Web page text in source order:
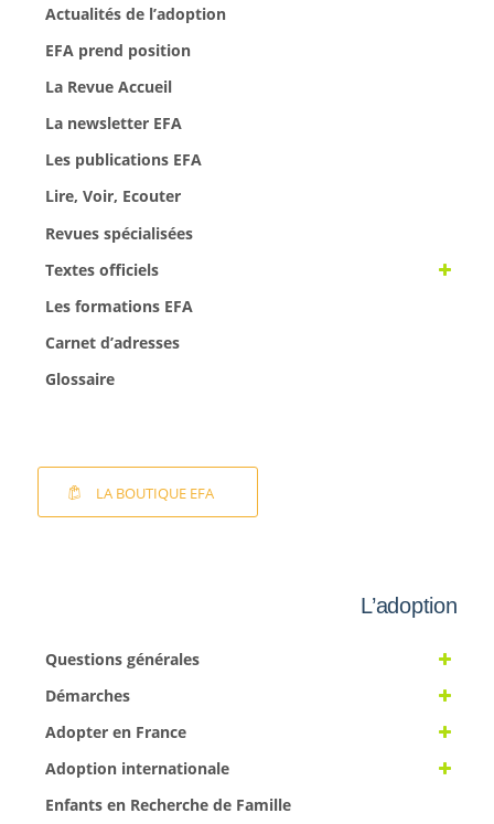
Actualités de l’adoption
EFA prend position
La Revue Accueil
La newsletter EFA
Les publications EFA
Lire, Voir, Ecouter
Revues spécialisées
Textes officiels
Les formations EFA
Carnet d’adresses
Glossaire
LA BOUTIQUE EFA
L’adoption
Questions générales
Démarches
Adopter en France
Adoption internationale
Enfants en Recherche de Famille